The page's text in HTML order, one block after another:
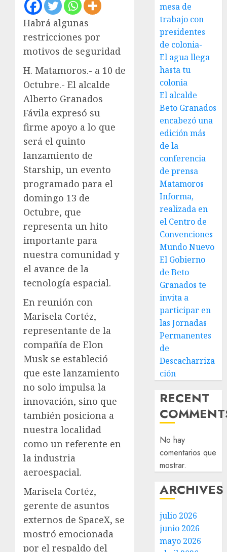
Habrá algunas
restricciones por
motivos de seguridad
H. Matamoros.- a 10 de
Octubre.- El alcalde
Alberto Granados
Fávila expresó su
firme apoyo a lo que
será el quinto
lanzamiento de
Starship, un evento
programado para el
domingo 13 de
Octubre, que
representa un hito
importante para
nuestra comunidad y
el avance de la
tecnología espacial.
En reunión con
Marisela Cortéz,
representante de la
compañía de Elon
Musk se estableció
que este lanzamiento
no solo impulsa la
innovación, sino que
también posiciona a
nuestra localidad
como un referente en
la industria
aeroespacial.
Marisela Cortéz,
gerente de asuntos
externos de SpaceX, se
mostró emocionada
por el respaldo del
mesa de
trabajo con
presidentes
de colonia-
El agua llega
hasta tu
colonia
El alcalde
Beto Granados
encabezó una
edición más
de la
conferencia
de prensa
Matamoros
Informa,
realizada en
el Centro de
Convenciones
Mundo Nuevo
El Gobierno
de Beto
Granados te
invita a
participar en
las Jornadas
Permanentes
de
Descacharriza
ción
RECENT
No hay
comentarios que
mostrar.
ARCHIVES
julio 2026
junio 2026
mayo 2026